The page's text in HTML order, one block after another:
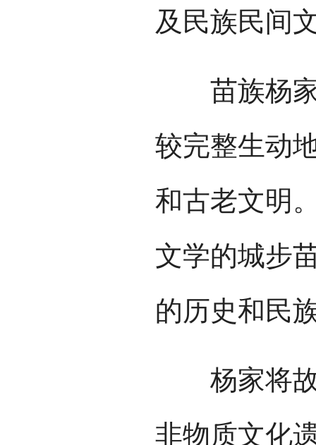
及民族民间
苗族杨家
较完整生动
和古老文明
文学的城步
的历史和民
杨家将故
非物质文化